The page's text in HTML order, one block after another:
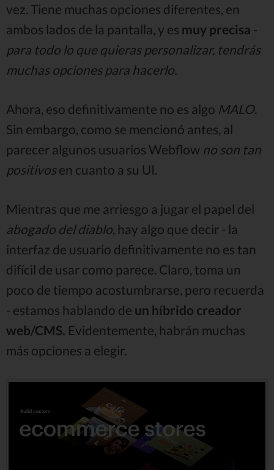
vez. Tiene muchas opciones diferentes, en
ambos lados de la pantalla, y es muy precisa -
para todo lo que quieras personalizar, tendrás
muchas opciones para hacerlo.
Ahora, eso definitivamente no es algo MALO.
Sin embargo, como se mencionó antes, al
parecer algunos usuarios Webflow no son tan
positivosen cuanto a su UI.
Mientras que me arriesgo a jugar el papel del
abogado del diablo, hay algo que decir - la
interfaz de usuario definitivamente no es tan
difícil de usar como parece. Claro, toma un
poco de tiempo acostumbrarse, pero recuerda
- estamos hablando de un híbrido creador
web/CMS. Evidentemente, habrán muchas
más opciones a elegir.